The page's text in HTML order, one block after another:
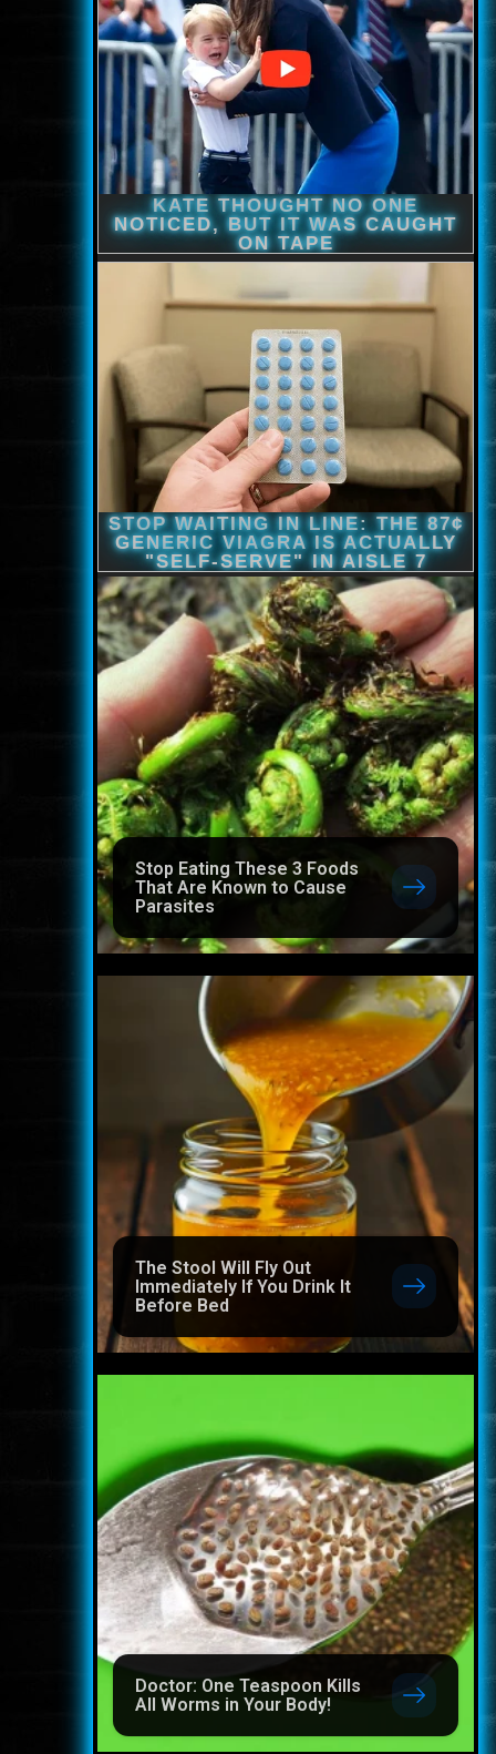
Stop Eating These 3 Foods
That Are Known to Cause
Parasites
The Stool Will Fly Out
Immediately If You Drink It
Before Bed
Doctor: One Teaspoon Kills
All Worms in Your Body!